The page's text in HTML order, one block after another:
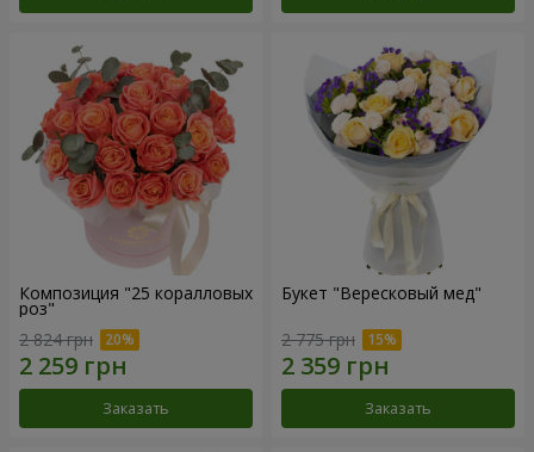
Композиция "25 коралловых
роз"
2 824 грн
Заказать
Букет "Вересковый мед"
2 775 грн
Заказать